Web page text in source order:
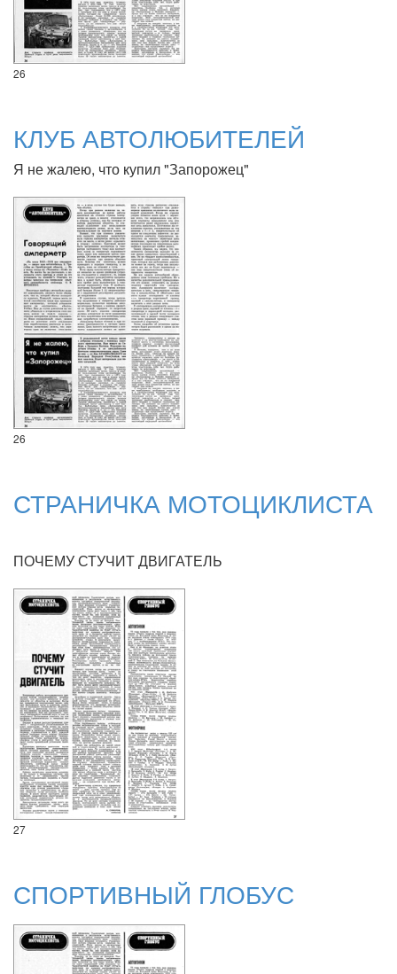
26
КЛУБ АВТОЛЮБИТЕЛЕЙ
Я не жалею, что купил "Запорожец"
26
СТРАНИЧКА МОТОЦИКЛИСТА
ПОЧЕМУ СТУЧИТ ДВИГАТЕЛЬ
27
СПОРТИВНЫЙ ГЛОБУС